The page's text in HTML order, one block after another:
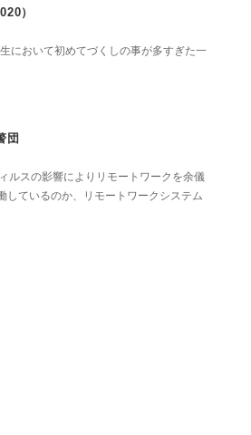
）
において初めてづくしの事が多すぎた一
団
ルスの影響によりリモートワークを余儀
しているのか、リモートワークシステム